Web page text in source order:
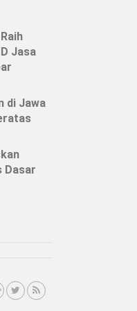
Jasa
di Jawa
Dasar